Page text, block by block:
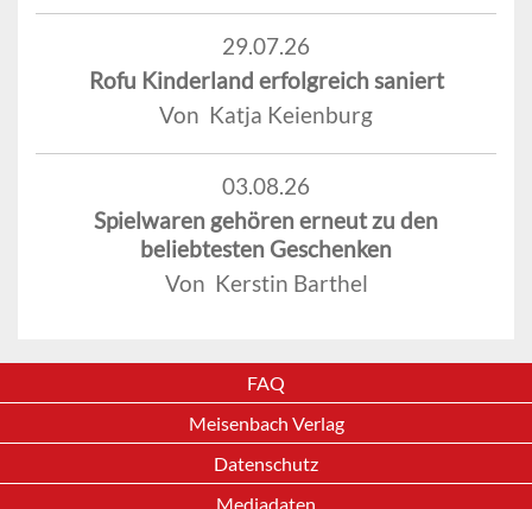
29.07.26
Rofu Kinderland erfolgreich saniert
Von Katja Keienburg
03.08.26
Spielwaren gehören erneut zu den
beliebtesten Geschenken
Von Kerstin Barthel
FAQ
Meisenbach Verlag
Datenschutz
Mediadaten